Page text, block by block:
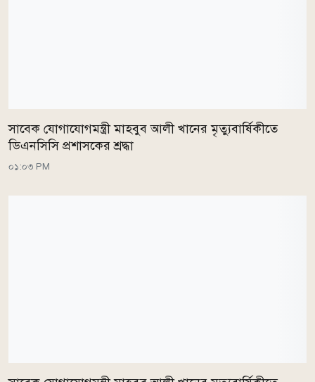
সাবেক যোগাযোগমন্ত্রী মাহবুব আলী খানের মৃত্যুবার্ষিকীতে
ডিএনসিসি প্রশাসকের শ্রদ্ধা
০১:০৩ PM